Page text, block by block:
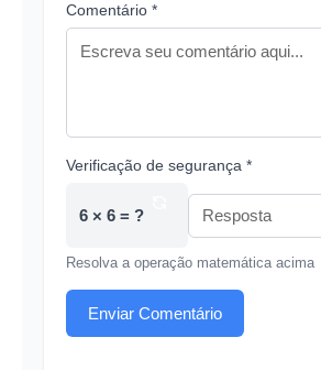
Comentário *
Verificação de segurança *
6 × 6 = ?
Resolva a operação matemática acima
Enviar Comentário